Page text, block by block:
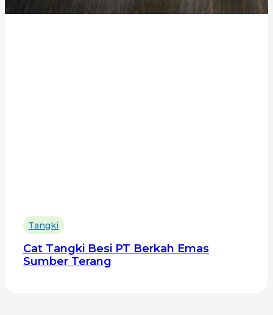
Tangki
Cat Tangki Besi PT Berkah Emas
Sumber Terang